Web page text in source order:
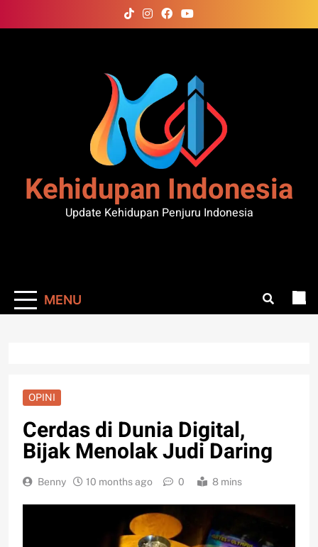
to
Kehidupan Indonesia
Update Kehidupan Penjuru Indonesia
MENU
OPINI
Cerdas di Dunia Digital,
Bijak Menolak Judi Daring
Benny 10 months ago 0 8 mins